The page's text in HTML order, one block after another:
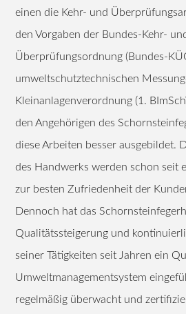
einen die Kehr- und
den Vorgaben der Bundes-Kehr-
Überprüfungsordnung (Bundes-
umweltschutztechnischen
Kleinanlagenverordnung (1.
den Angehörigen des
diese Arbeiten besser ausgebildet.
des Handwerks werden schon seit
zur besten Zufriedenheit der
Dennoch hat das
Qualitätssteigerung und
seiner Tätigkeiten seit Jahren ein
Umweltmanagementsystem
regelmäßig überwacht und